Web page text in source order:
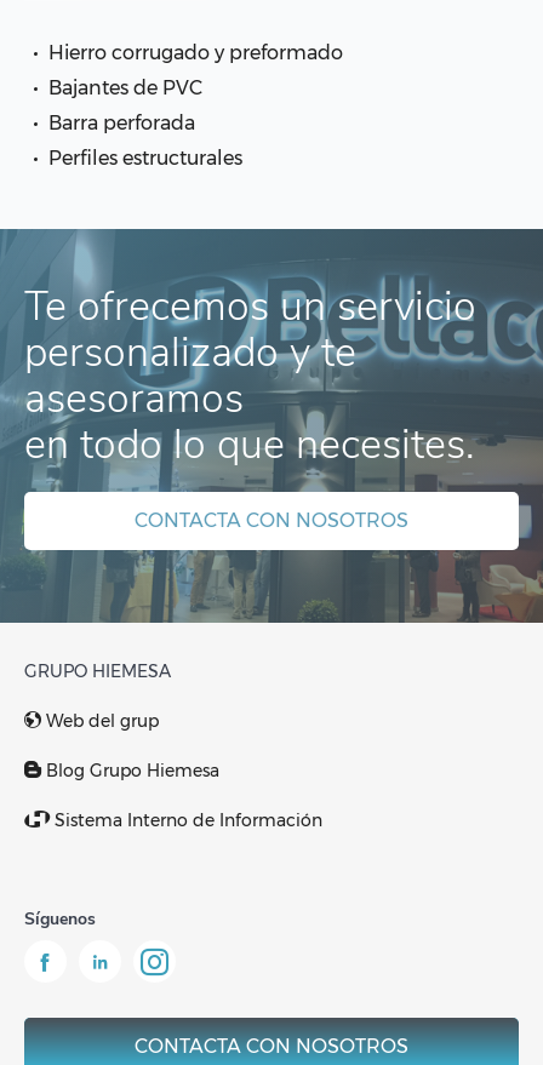
Hierro corrugado y preformado
Bajantes de PVC
Barra perforada
Perfiles estructurales
Te ofrecemos un servicio
personalizado y te
asesoramos
en todo lo que necesites.
CONTACTA CON NOSOTROS
GRUPO HIEMESA
Web del grup
Blog Grupo Hiemesa
Sistema Interno de Información
Síguenos
CONTACTA CON NOSOTROS